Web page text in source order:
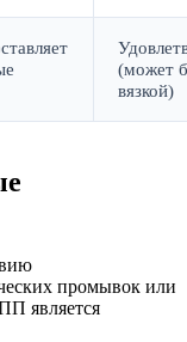
(может
вязкой)
промывок или
является